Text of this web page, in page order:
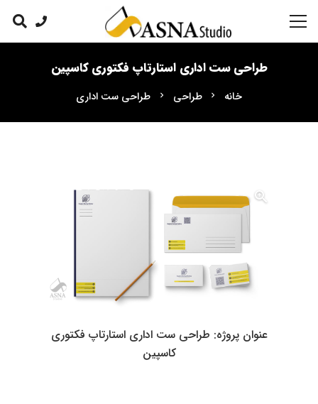
طراحی ست اداری استارتاپ فکتوری کاسپین
خانه chevron_right طراحی chevron_right طراحی ست اداری
عنوان پروژه: طراحی ست اداری استارتاپ فکتوری
کاسپین